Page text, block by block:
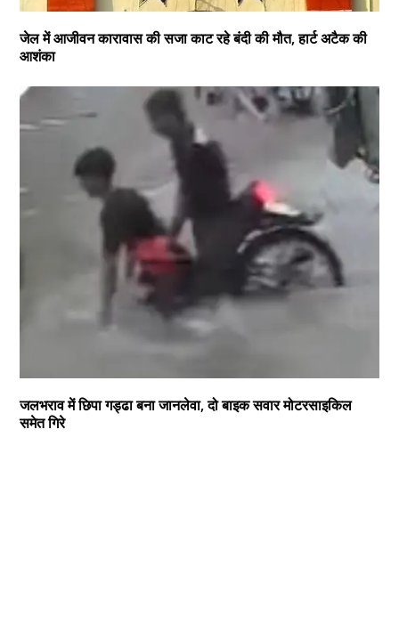
जेल में आजीवन कारावास की सजा काट रहे बंदी की मौत, हार्ट अटैक की
आशंका
जलभराव में छिपा गड्ढा बना जानलेवा, दो बाइक सवार मोटरसाइकिल
समेत गिरे